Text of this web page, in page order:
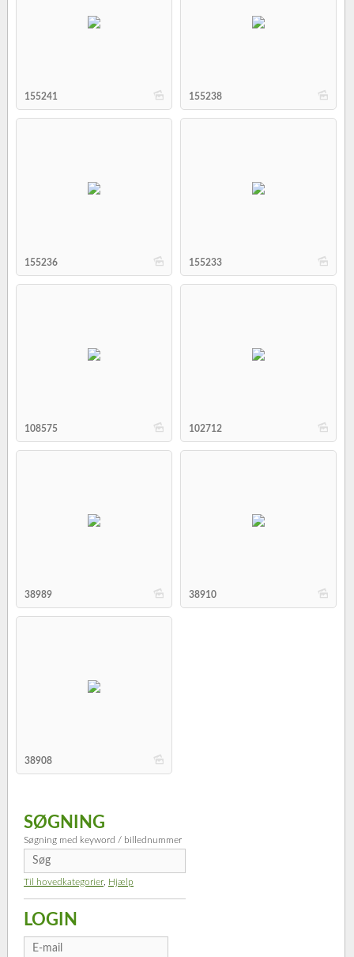
b
155241 b
155238
b
155236 b
155233
b
108575 b
102712
b
38989 b
38910
b
38908
SØGNING
Søgning med keyword / billednummer
Til hovedkategorier Hjælp
LOGIN